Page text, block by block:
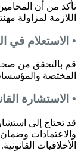
تأكد من أن
اللازمة لمزاولة
• الاستعلام في
قم بالتحقق من صحة
المختصة
• الاستشارة
قد تحتاج إلى
والاعتمادات
الأخلاقيات القانونية.